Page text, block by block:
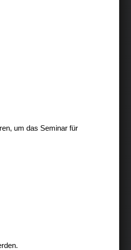
um das Seminar für